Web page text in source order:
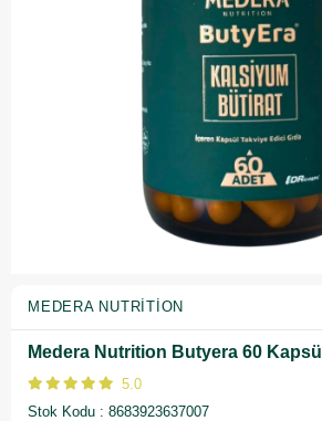
MEDERA NUTRITION
Medera Nutrition Butyera 60 Kapsül
5.0
Stok Kodu
8683923637007